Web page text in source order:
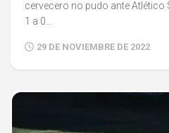
cervecero no pudo ante Atlético
1 a 0...
29 DE NOVIEMBRE DE 2022